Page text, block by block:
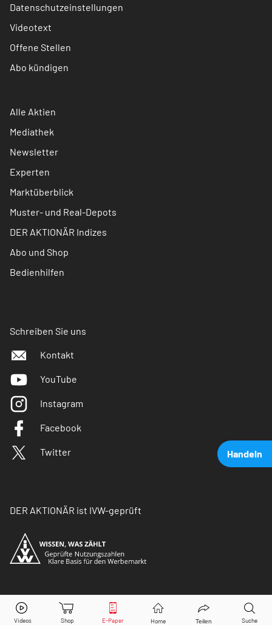
Handeln
Abivax Aktie jetzt handeln?
Datenschutzeinstellungen
Videotext
Offene Stellen
Abo kündigen
Alle Aktien
Mediathek
Newsletter
Experten
Marktüberblick
Muster- und Real-Depots
DER AKTIONÄR Indizes
Abo und Shop
Bedienhilfen
Schreiben Sie uns
Kontakt
YouTube
Instagram
Facebook
Twitter
DER AKTIONÄR ist IVW-geprüft
© Copyright 2026 Börsenmedien AG. Alle Rechte